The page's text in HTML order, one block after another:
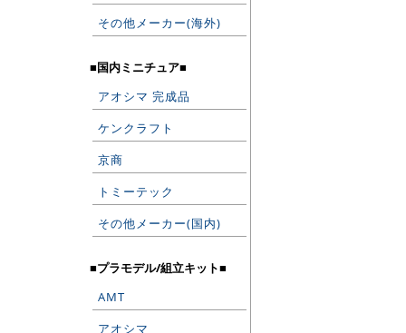
その他メーカー(海外)
■国内ミニチュア■
アオシマ 完成品
ケンクラフト
京商
トミーテック
その他メーカー(国内)
■プラモデル/組立キット■
AMT
アオシマ